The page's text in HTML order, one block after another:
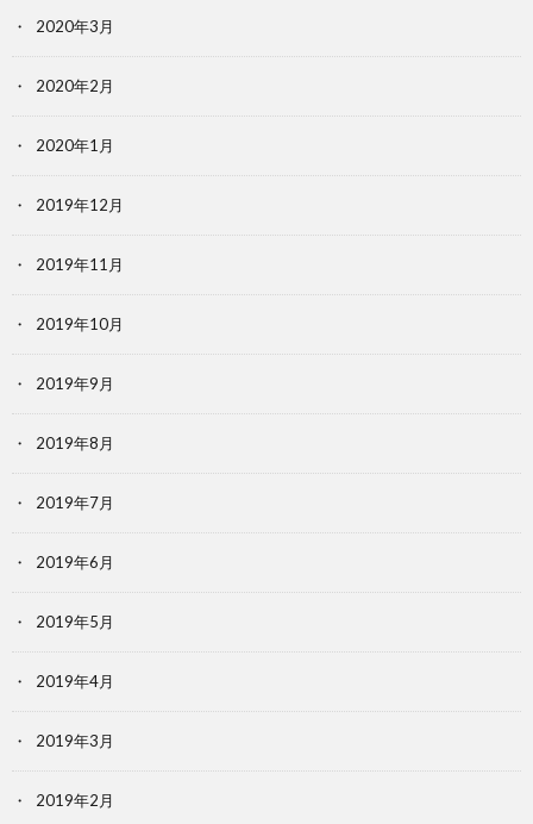
2020年3月
2020年2月
2020年1月
2019年12月
2019年11月
2019年10月
2019年9月
2019年8月
2019年7月
2019年6月
2019年5月
2019年4月
2019年3月
2019年2月